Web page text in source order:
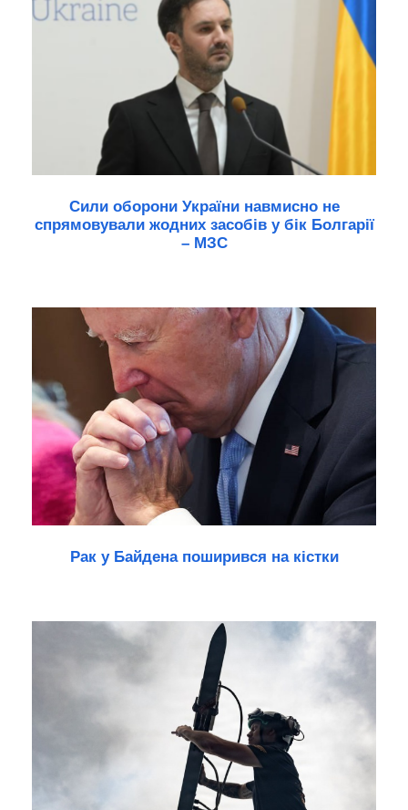
Сили оборони України навмисно не
спрямовували жодних засобів у бік Болгарії
– МЗС
Рак у Байдена поширився на кістки